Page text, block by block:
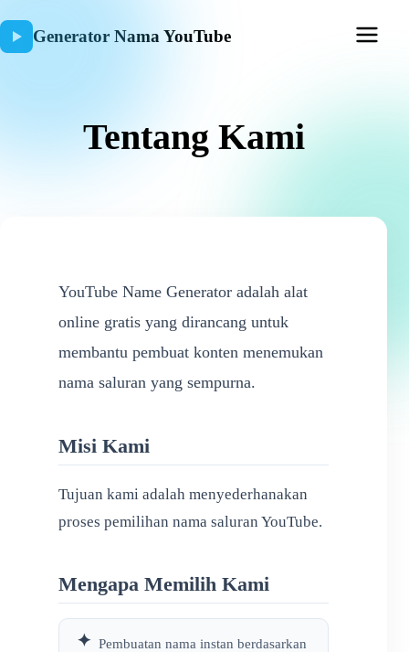
Generator Nama YouTube
Tentang Kami
YouTube Name Generator adalah alat
online gratis yang dirancang untuk
membantu pembuat konten menemukan
nama saluran yang sempurna.
Misi Kami
Tujuan kami adalah menyederhanakan
proses pemilihan nama saluran YouTube.
Mengapa Memilih Kami
✦ Pembuatan nama instan berdasarkan